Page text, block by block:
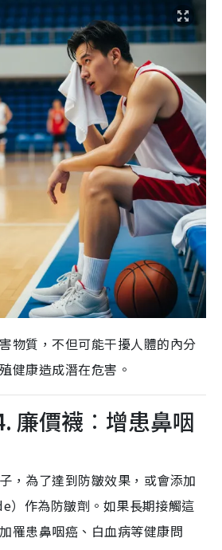
物質，不但可能干擾人體的內分
健康造成潛在危害。
廉價襪︰增患鼻咽
，為了達到防皺效果，或會添加
）作為防皺劑。如果長期接觸這
罹患鼻咽癌、白血病等健康問